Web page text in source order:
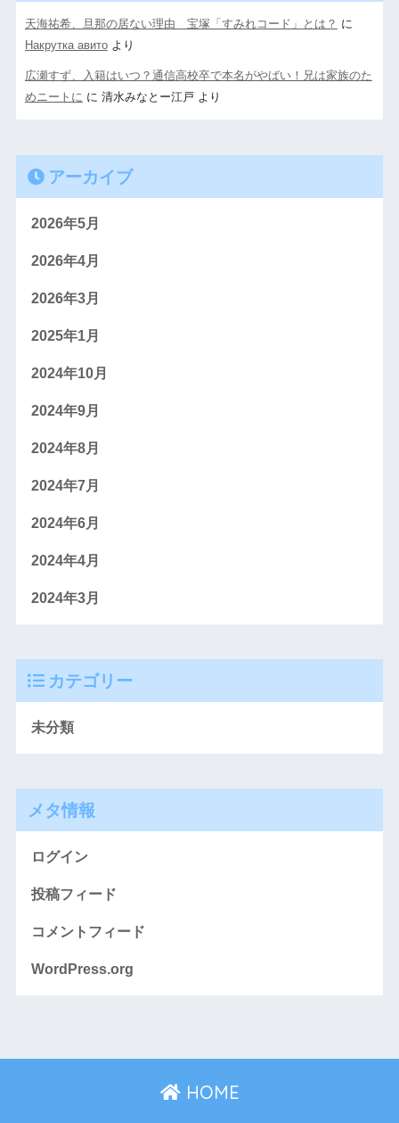
天海祐希、旦那の居ない理由 宝塚「すみれコード」とは？ に
Накрутка авитоより
広瀬すず、入籍はいつ？通信高校卒で本名がやばい！兄は家族のた
めニートに に 清水みなとー江戸 より
アーカイブ
2026年5月
2026年4月
2026年3月
2025年1月
2024年10月
2024年9月
2024年8月
2024年7月
2024年6月
2024年4月
2024年3月
カテゴリー
未分類
メタ情報
ログイン
投稿フィード
コメントフィード
WordPress.org
HOME